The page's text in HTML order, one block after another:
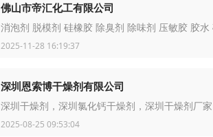
佛山市帝汇化工有限公司
消泡剂 脱模剂 硅橡胶 除臭剂 除味剂 压敏胶 胶水
2025-11-28 16:19:37
深圳恩索博干燥剂有限公司
深圳干燥剂，深圳氯化钙干燥剂，深圳干燥剂厂家
2025-08-25 09:53:04